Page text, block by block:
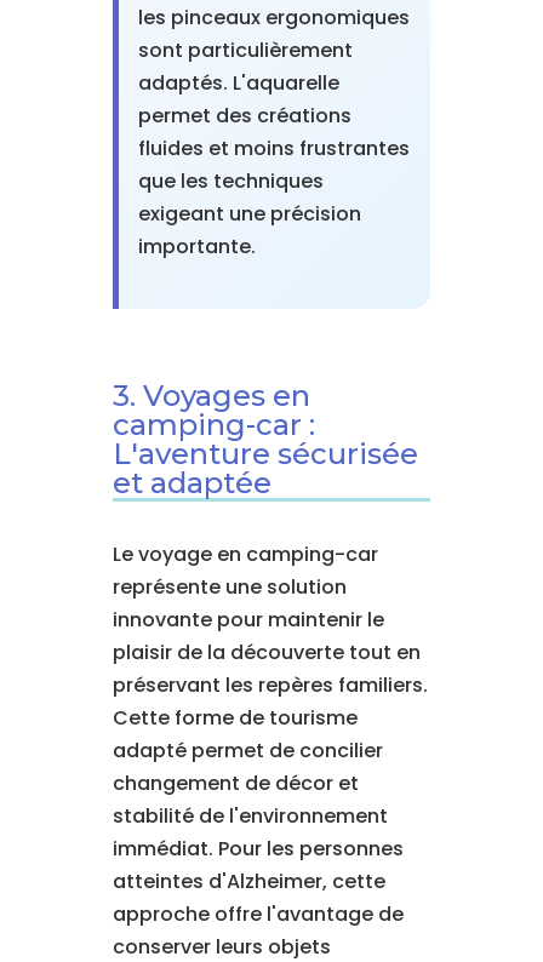
les pinceaux ergonomiques
sont particulièrement
adaptés. L'aquarelle
permet des créations
fluides et moins frustrantes
que les techniques
exigeant une précision
importante.
3. Voyages en
camping-car :
L'aventure sécurisée
et adaptée
Le voyage en camping-car
représente une solution
innovante pour maintenir le
plaisir de la découverte tout en
préservant les repères familiers.
Cette forme de tourisme
adapté permet de concilier
changement de décor et
stabilité de l'environnement
immédiat. Pour les personnes
atteintes d'Alzheimer, cette
approche offre l'avantage de
conserver leurs objets